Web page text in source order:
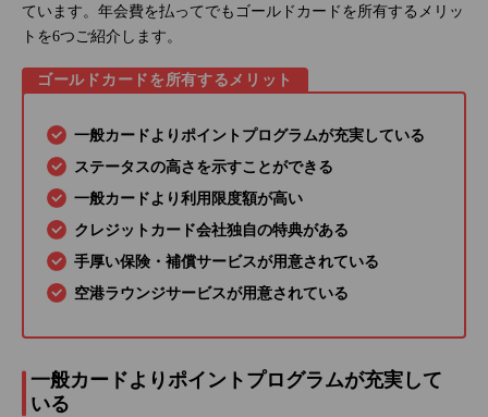
ています。年会費を払ってでもゴールドカードを所有するメリッ
トを6つご紹介します。
ゴールドカードを所有するメリット
一般カードよりポイントプログラムが充実している
ステータスの高さを示すことができる
一般カードより利用限度額が高い
クレジットカード会社独自の特典がある
手厚い保険・補償サービスが用意されている
空港ラウンジサービスが用意されている
一般カードよりポイントプログラムが充実して
いる